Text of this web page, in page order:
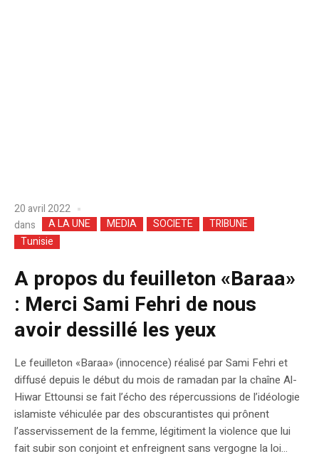
20 avril 2022
dans
A LA UNE MEDIA SOCIETE
TRIBUNE
Tunisie
A propos du feuilleton «Baraa»
: Merci Sami Fehri de nous
avoir dessillé les yeux
Le feuilleton «Baraa» (innocence) réalisé par Sami Fehri et
diffusé depuis le début du mois de ramadan par la chaîne Al-
Hiwar Ettounsi se fait l’écho des répercussions de l’idéologie
islamiste véhiculée par des obscurantistes qui prônent
l’asservissement de la femme, légitiment la violence que lui
fait subir son conjoint et enfreignent sans vergogne la loi...